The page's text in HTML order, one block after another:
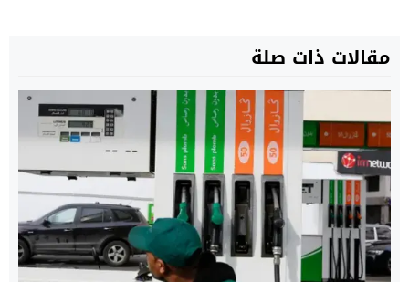
مقالات ذات صلة